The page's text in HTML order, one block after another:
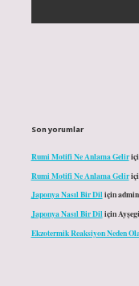
Son yorumlar
Rumi Motifi Ne Anlama Gelir
Rumi Motifi Ne Anlama Gelir
Japonya Nasıl Bir Diliçinadmin
Japonya Nasıl Bir Diliçin
Ekzotermik Reaksiyon Neden